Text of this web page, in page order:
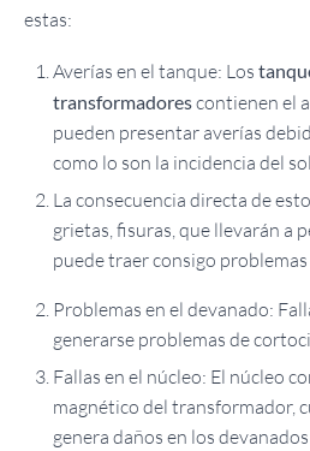
estas:
Averías en el tanque: Los
transformadorescontienen el
pueden presentar averías
como lo son la incidencia del
La consecuencia directa de
grietas, fisuras, que llevarán a
puede traer consigo
Problemas en el devanado:
generarse problemas de
Fallas en el núcleo: El núcleo
magnético del transformador,
genera daños en los